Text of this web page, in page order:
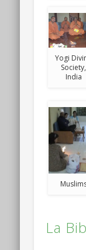
Yogi
Society,
India
La